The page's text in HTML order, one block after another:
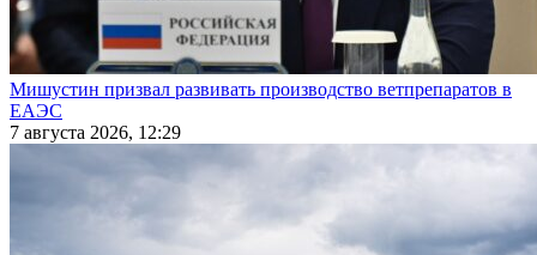
Мишустин призвал развивать производство ветпрепаратов в
ЕАЭС
7 августа 2026, 12:29